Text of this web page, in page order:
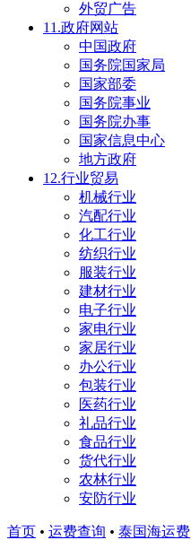
外贸广告
11.政府网站
中国政府
国务院国家局
国家部委
国务院事业
国务院办事
国家信息中心
地方政府
12.行业贸易
机械行业
汽配行业
化工行业
纺织行业
服装行业
建材行业
电子行业
家电行业
家居行业
办公行业
包装行业
医药行业
礼品行业
食品行业
货代行业
农林行业
安防行业
首页 • 运费查询 • 泰国海运费